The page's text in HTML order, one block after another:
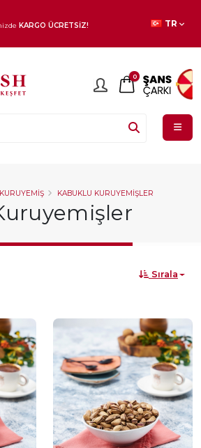
KARGO ÜCRETSİZ!
fırsatı!
TR
0
KURUYEMIŞ KABUKLU KURUYEMIŞLER
Sırala